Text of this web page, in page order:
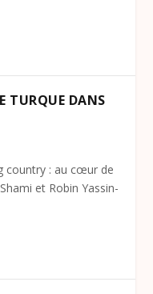
TURQUE DANS
country : au cœur de
et Robin Yassin-